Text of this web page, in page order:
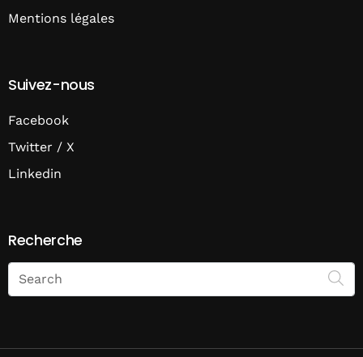
Mentions légales
Suivez-nous
Facebook
Twitter / X
Linkedin
Recherche
Search
on
Economie